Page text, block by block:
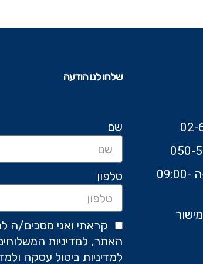
שעות פעילות: א-ה 09:00-
כתובת: פרי גן 5 מישור
שלחו לנו הודעה
שם
טלפון
קראתי ואני מסכים/ה
האתר, למדיניות
למדיניות ביטול עסקה